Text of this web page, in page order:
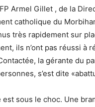
Armel Gillet , de la
catholique du
très rapidement sur
ils n’ont pas réussi à
la gérante du
s’est dite
est sous le choc. Une